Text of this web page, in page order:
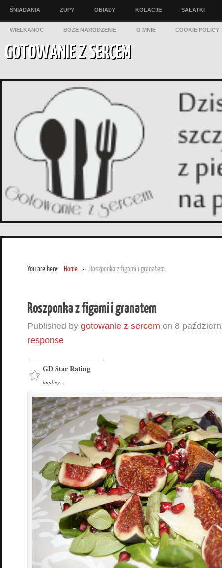
ŚNIADANIA ZUPY OBIADY KOLACJE SAŁATKI
WIELKANOC BOŻE NARODZENIE O MNIE COOKIE POLICY
GOTOWANIE Z SERCEM
You are here: Home Roszponka z figami i granatem
Roszponka z figami i granatem
Published by gotowanie z sercem on 8
response
GD Star Rating
loading...